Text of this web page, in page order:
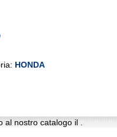
HONDA
nostro catalogo il .